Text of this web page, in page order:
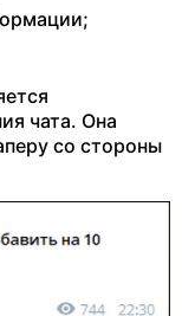
чата. Она
со стороны